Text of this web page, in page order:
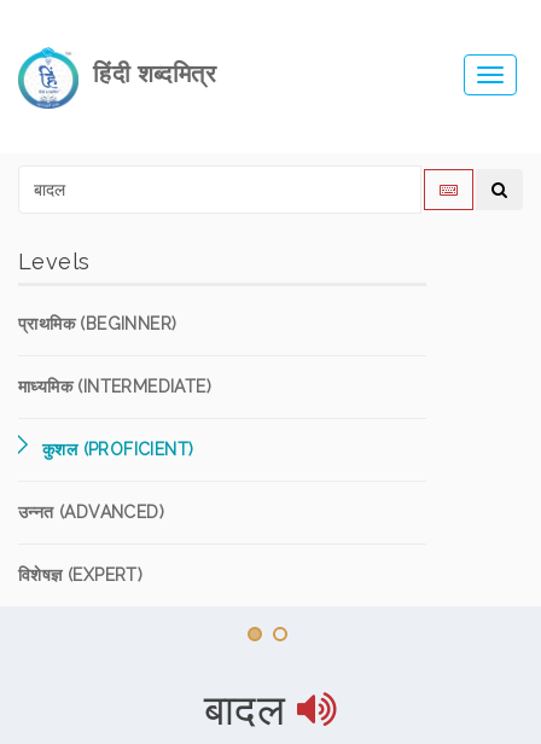
हिंदी शब्दमित्र
Levels
प्राथमिक (BEGINNER)
माध्यमिक (INTERMEDIATE)
कुशल (PROFICIENT)
उन्नत (ADVANCED)
विशेषज्ञ (EXPERT)
बादल